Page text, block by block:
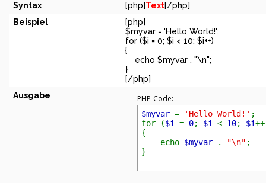
Syntax [php]Text[/php]
Beispiel
[php]
$myvar = 'Hello World!';
for ($i = 0; $i < 10; $i++)
{
echo $myvar . "\n";
}
[/php]
Ausgabe
PHP-Code:
$myvar = 'Hello World!' ;
for ($i = 0; $i < 10; $i
{
echo $myvar . "\n" ;
}